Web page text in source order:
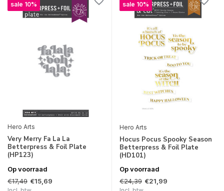
sale 10%
Hero Arts
Very Merry Fa La La
Betterpress & Foil Plate
(HP123)
Op voorraad
€17,49 €15,69
sale 10%
Hero Arts
Hocus Pocus Spooky Season
Betterpress & Foil Plate
(HD101)
Op voorraad
€24,39 €21,99